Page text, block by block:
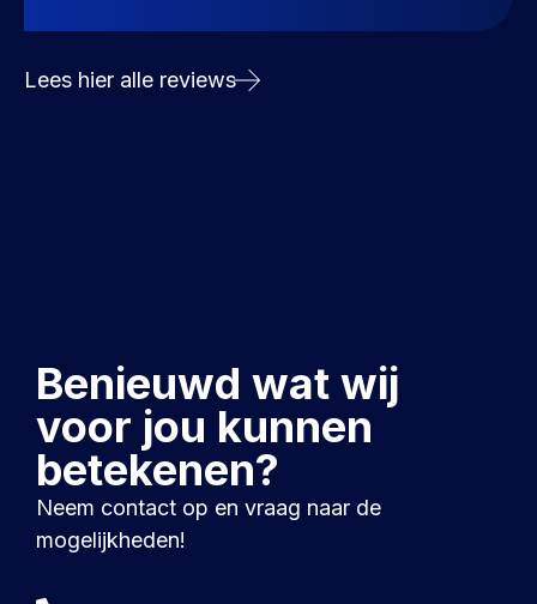
Lees hier alle reviews
Benieuwd wat wij
voor jou kunnen
betekenen?
Neem contact op en vraag naar de
mogelijkheden!